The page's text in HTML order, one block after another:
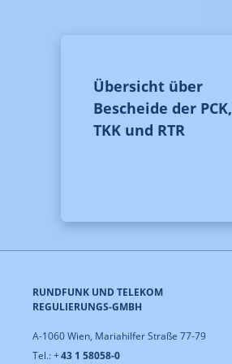
Übersicht über
Bescheide der PCK,
TKK und RTR
RUNDFUNK UND TELEKOM
REGULIERUNGS-GMBH
A-1060 Wien, Mariahilfer Straße 77-79
Tel.: +43 1 58058-0